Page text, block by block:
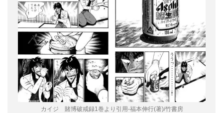
カイジ 賭博破戒録1巻より引用-福本伸行(著)/竹書房